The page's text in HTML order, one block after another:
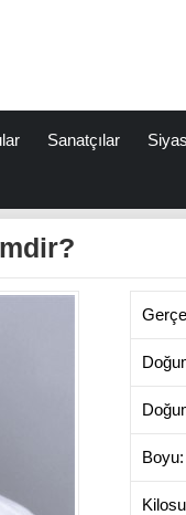
Sanatçılar
Boyu: